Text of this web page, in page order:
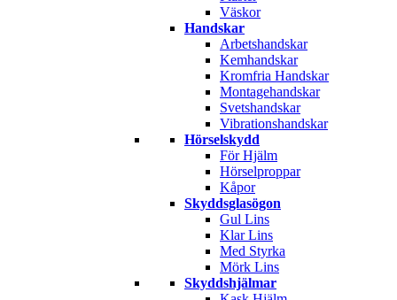
Väskor
Handskar
Arbetshandskar
Kemhandskar
Kromfria Handskar
Montagehandskar
Svetshandskar
Vibrationshandskar
Hörselskydd
För Hjälm
Hörselproppar
Kåpor
Skyddsglasögon
Gul Lins
Klar Lins
Med Styrka
Mörk Lins
Skyddshjälmar